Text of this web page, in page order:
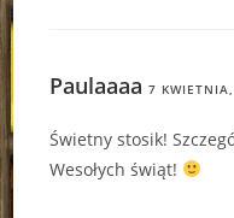
Paulaaaa 7
Świetny stosik!
Wesołych świąt!